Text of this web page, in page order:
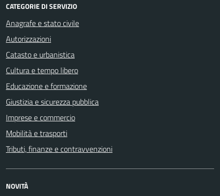
CATEGORIE DI SERVIZIO
Anagrafe e stato civile
Autorizzazioni
Catasto e urbanistica
Cultura e tempo libero
Educazione e formazione
Giustizia e sicurezza pubblica
Imprese e commercio
Mobilità e trasporti
Tributi, finanze e contravvenzioni
NOVITÀ